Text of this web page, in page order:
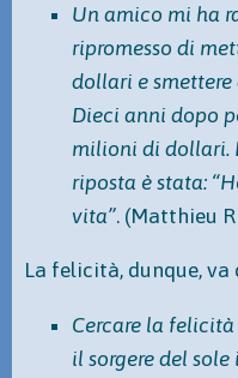
Un amico mi ha
ripromesso di
dollari e
Dieci anni dopo
milioni di dollari.
riposta è stata:
vita”. (Matthieu
La felicità, dunque, va
Cercare la
il sorgere del